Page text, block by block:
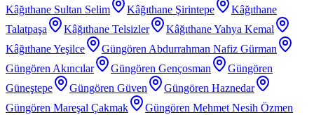
Kâğıthane Sultan Selim
Kâğıthane Şirintepe
Kâğıthane
Talatpaşa
Kâğıthane Telsizler
Kâğıthane Yahya Kemal
Kâğıthane Yeşilce
Güngören Abdurrahman Nafiz Gürman
Güngören Akıncılar
Güngören Gençosman
Güngören
Güneştepe
Güngören Güven
Güngören Haznedar
Güngören Mareşal Çakmak
Güngören Mehmet Nesih Özmen